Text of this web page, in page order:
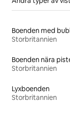
Boenden med
Storbritannien
Boenden nära
Storbritannien
Lyxboenden
Storbritannien